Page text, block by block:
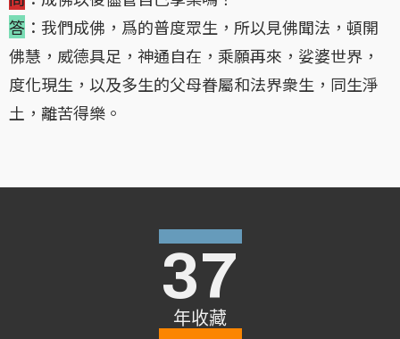
答 ：我們成佛，爲的普度眾生，所以見佛聞法，頓開
佛慧，威德具足，神通自在，乘願再來，娑婆世界，
度化現生，以及多生的父母眷屬和法界衆生，同生淨
土，離苦得樂。
年收藏
37